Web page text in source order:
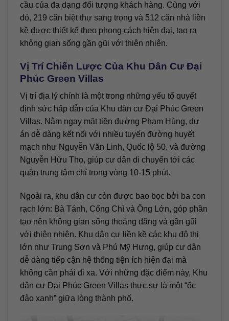
cầu của đa dạng đối tượng khách hàng. Cùng với
đó, 219 căn biệt thự sang trọng và 512 căn nhà liền
kề được thiết kế theo phong cách hiện đại, tạo ra
không gian sống gần gũi với thiên nhiên.
Vị Trí Chiến Lược Của Khu Dân Cư Đại
Phúc Green Villas
Vị trí địa lý chính là một trong những yếu tố quyết
định sức hấp dẫn của Khu dân cư Đại Phúc Green
Villas. Nằm ngay mặt tiền đường Phạm Hùng, dự
án dễ dàng kết nối với nhiều tuyến đường huyết
mạch như Nguyễn Văn Linh, Quốc lộ 50, và đường
Nguyễn Hữu Thọ, giúp cư dân di chuyển tới các
quận trung tâm chỉ trong vòng 10-15 phút.
Ngoài ra, khu dân cư còn được bao bọc bởi ba con
rạch lớn: Bà Tánh, Cống Chì và Ông Lớn, góp phần
tạo nên không gian sống thoáng đãng và gần gũi
với thiên nhiên. Khu dân cư liền kề các khu đô thị
lớn như Trung Sơn và Phú Mỹ Hưng, giúp cư dân
dễ dàng tiếp cận hệ thống tiện ích hiện đại mà
không cần phải đi xa. Với những đặc điểm này, Khu
dân cư Đại Phúc Green Villas thực sự là một “ốc
đảo xanh” giữa lòng thành phố.